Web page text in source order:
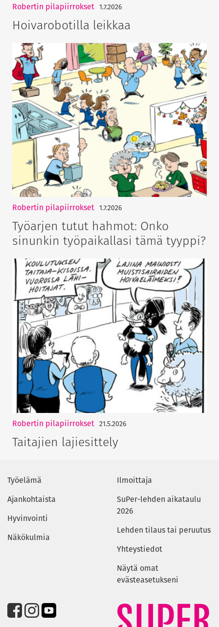
Robertin pilapiirrokset 1.7.2026
Hoivarobotilla leikkaa
Robertin pilapiirrokset 1.7.2026
Työarjen tutut hahmot: Onko
sinunkin työpaikallasi tämä tyyppi?
Robertin pilapiirrokset 21.5.2026
Taitajien lajiesittely
Työelämä
Ajankohtaista
Hyvinvointi
Näkökulmia
Ilmoittaja
SuPer-lehden aikataulu
2026
Lehden tilaus tai peruutus
Yhteystiedot
Näytä omat
evästeasetukseni